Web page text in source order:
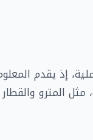
خدمة تفاعلية، إذ
المترو